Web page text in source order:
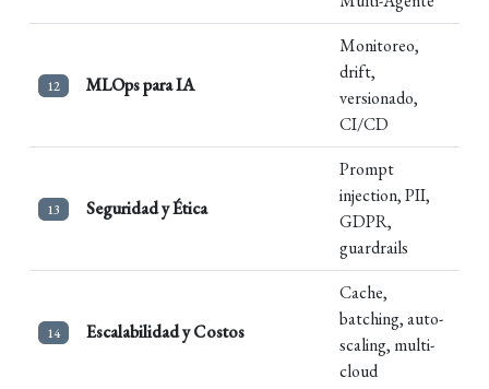
12 MLOps para IA
Monitoreo,
drift,
versionado,
CI/CD
13 Seguridad y Ética
Prompt
injection, PII,
GDPR,
guardrails
14 Escalabilidad y Costos
Cache,
batching, auto-
scaling, multi-
cloud